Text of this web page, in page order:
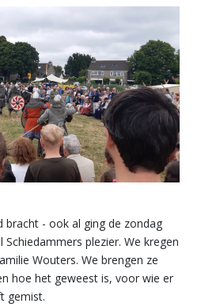
bracht - ook al ging de zondag
plezier. We kregen
Wouters. We brengen ze
hoe het geweest is, voor wie er
gemist.